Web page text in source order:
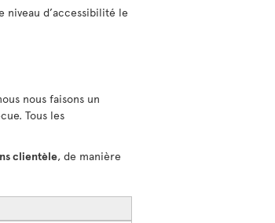
niveau d’accessibilité le
nous faisons un
Tous les
clientèle, de manière